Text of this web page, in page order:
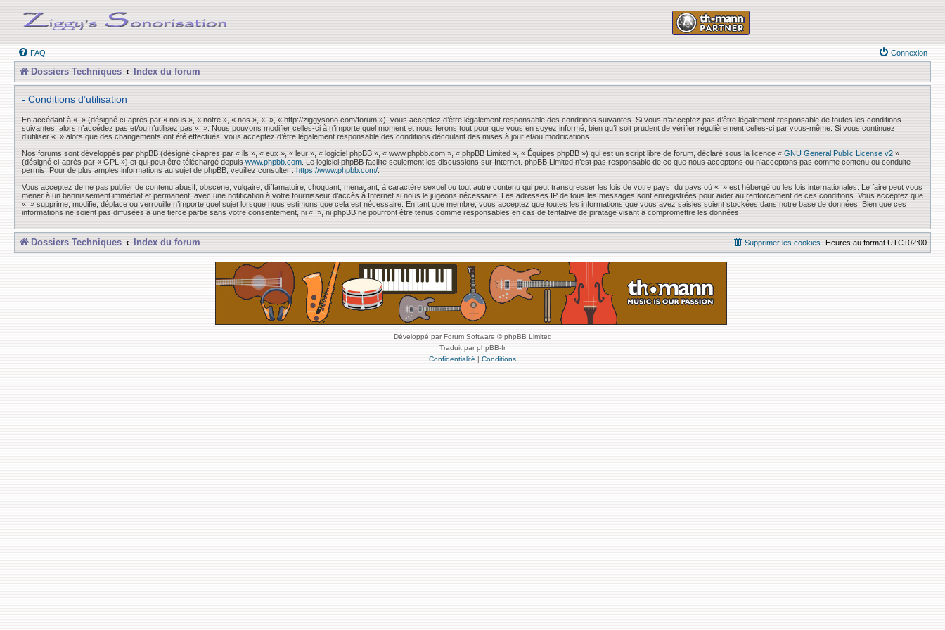
FAQ Connexion
Dossiers Techniques Index du forum
- Conditions d’utilisation
En accédant à « » (désigné ci-après par « nous », « notre », « nos », « », « http://ziggysono.com/forum »), vous acceptez d’être légalement responsable des conditions suivantes. Si vous n’acceptez pas d’être légalement responsable de toutes les conditions
suivantes, alors n’accédez pas et/ou n’utilisez pas « ». Nous pouvons modifier celles-ci à n’importe quel moment et nous ferons tout pour que vous en soyez informé, bien qu’il soit prudent de vérifier régulièrement celles-ci par vous-même. Si vous continuez
d’utiliser « » alors que des changements ont été effectués, vous acceptez d’être légalement responsable des conditions découlant des mises à jour et/ou modifications.
Nos forums sont développés par phpBB (désigné ci-après par « ils », « eux », « leur », « logiciel phpBB », « www.phpbb.com », « phpBB Limited », « Équipes phpBB ») qui est un script libre de forum, déclaré sous la licence « GNU General Public License v2 »
(désigné ci-après par « GPL ») et qui peut être téléchargé depuis www.phpbb.com . Le logiciel phpBB facilite seulement les discussions sur Internet. phpBB Limited n’est pas responsable de ce que nous acceptons ou n’acceptons pas comme contenu ou conduite
permis. Pour de plus amples informations au sujet de phpBB, veuillez consulter : https://www.phpbb.com/
Vous acceptez de ne pas publier de contenu abusif, obscène, vulgaire, diffamatoire, choquant, menaçant, à caractère sexuel ou tout autre contenu qui peut transgresser les lois de votre pays, du pays où « » est hébergé ou les lois internationales. Le faire peut vous
mener à un bannissement immédiat et permanent, avec une notification à votre fournisseur d’accès à Internet si nous le jugeons nécessaire. Les adresses IP de tous les messages sont enregistrées pour aider au renforcement de ces conditions. Vous acceptez que
« » supprime, modifie, déplace ou verrouille n’importe quel sujet lorsque nous estimons que cela est nécessaire. En tant que membre, vous acceptez que toutes les informations que vous avez saisies soient stockées dans notre base de données. Bien que ces
informations ne soient pas diffusées à une tierce partie sans votre consentement, ni « », ni phpBB ne pourront être tenus comme responsables en cas de tentative de piratage visant à compromettre les données.
Dossiers Techniques Index du forum Heures au format UTC+02:00
Supprimer les cookies
Développé par Forum Software © phpBB Limited
Traduit par phpBB-fr
Confidentialité | Conditions